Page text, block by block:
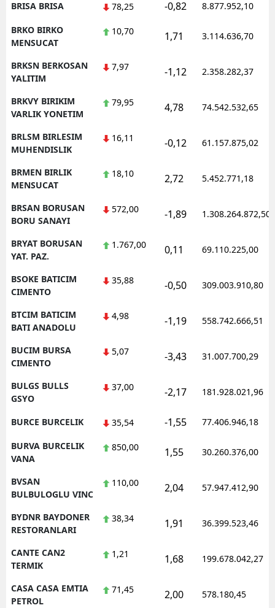
BRISA BRISA 78,25 -0,82 8.877.952,10
BRKO BIRKO
MENSUCAT
10,70 1,71 3.114.636,70
BRKSN BERKOSAN
YALITIM
7,97 -1,12 2.358.282,37
BRKVY BIRIKIM
VARLIK YONETIM
79,95 4,78 74.542.532,65
BRLSM BIRLESIM
MUHENDISLIK
16,11 -0,12 61.157.875,02
BRMEN BIRLIK
MENSUCAT
18,10 2,72 5.452.771,18
BRSAN BORUSAN
BORU SANAYI
572,00 -1,89 1.308.264.872,50
BRYAT BORUSAN
YAT. PAZ.
1.767,00 0,11 69.110.225,00
BSOKE BATICIM
CIMENTO
35,88 -0,50 309.003.910,80
BTCIM BATICIM
BATI ANADOLU
4,98 -1,19 558.742.666,51
BUCIM BURSA
CIMENTO
5,07 -3,43 31.007.700,29
BULGS BULLS
GSYO
37,00 -2,17 181.928.021,96
BURCE BURCELIK 35,54 -1,55 77.406.946,18
BURVA BURCELIK
VANA
850,00 1,55 30.260.376,00
BVSAN
BULBULOGLU VINC
110,00 2,04 57.947.412,90
BYDNR BAYDONER
RESTORANLARI
38,34 1,91 36.399.523,46
CANTE CAN2
TERMIK
1,21 1,68 199.678.042,27
CASA CASA EMTIA
PETROL
71,45 2,00 578.180,45